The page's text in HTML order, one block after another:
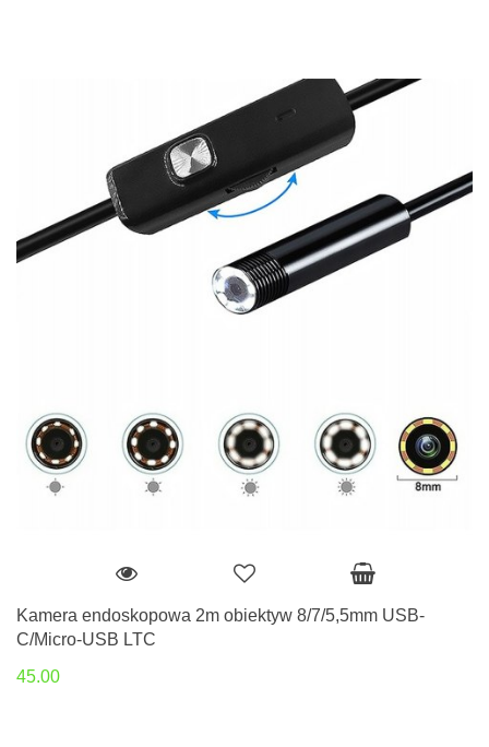
Kamera endoskopowa 2m obiektyw 8/7/5,5mm USB-
C/Micro-USB LTC
45.00